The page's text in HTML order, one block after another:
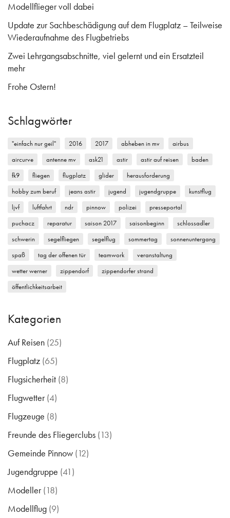
Modellflieger voll dabei
Update zur Sachbeschädigung auf dem Flugplatz – Teilweise
Wiederaufnahme des Flugbetriebs
Zwei Lehrgangsabschnitte, viel gelernt und ein Ersatzteil
mehr
Frohe Ostern!
Schlagwörter
"einfach nur geil" 2016 2017 abheben in mv
airbus
aircurve
antenne mv ask21 astir astir auf reisen
baden
fk9
fliegen flugplatz glider
herausforderung
hobby zum beruf
jeans astir jugend jugendgruppe
kunstflug
ljvf
luftfahrt ndr pinnow polizei
presseportal
puchacz
reparatur saison 2017 saisonbeginn
schlossadler
schwerin
segelfliegen segelflug sommertag
sonnenuntergang
spaß
tag der offenen tür teamwork
veranstaltung
wetter werner
zippendorf
zippendorfer strand
öffentlichkeitsarbeit
Kategorien
Auf Reisen (25)
Flugplatz (65)
Flugsicherheit (8)
Flugwetter(4)
Flugzeuge (8)
Freunde des Fliegerclubs (13)
Gemeinde Pinnow (12)
Jugendgruppe (41)
Modeller(18)
Modellflug (9)